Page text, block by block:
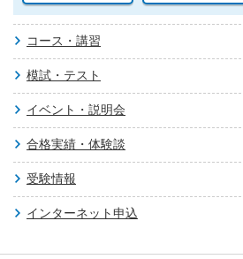
コース・講習
模試・テスト
イベント・説明会
合格実績・体験談
受験情報
インターネット申込